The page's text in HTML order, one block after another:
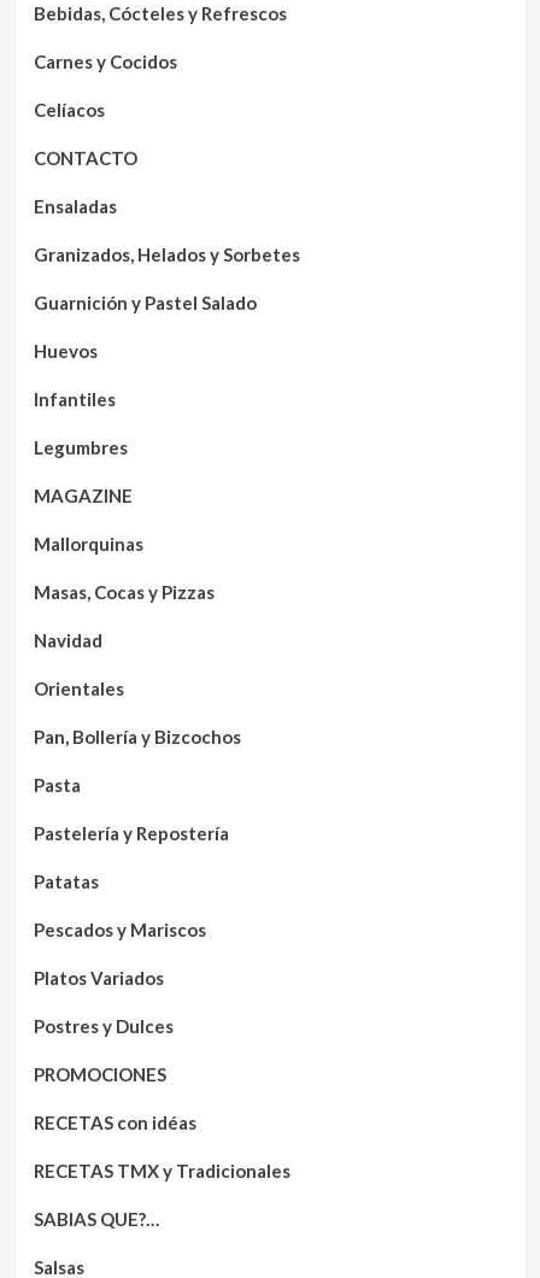
Bebidas, Cócteles y Refrescos
Carnes y Cocidos
Celíacos
CONTACTO
Ensaladas
Granizados, Helados y Sorbetes
Guarnición y Pastel Salado
Huevos
Infantiles
Legumbres
MAGAZINE
Mallorquinas
Masas, Cocas y Pizzas
Navidad
Orientales
Pan, Bollería y Bizcochos
Pasta
Pastelería y Repostería
Patatas
Pescados y Mariscos
Platos Variados
Postres y Dulces
PROMOCIONES
RECETAS con idéas
RECETAS TMX y Tradicionales
SABIAS QUE?…
Salsas